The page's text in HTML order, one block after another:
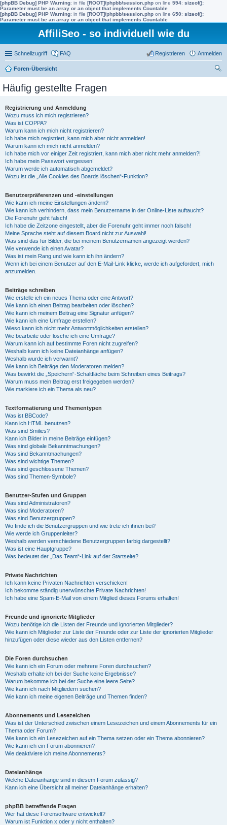
[phpBB Debug] PHP Warning: in file [ROOT]/phpbb/session.php on line 594: sizeof():
Parameter must be an array or an object that implements Countable
[phpBB Debug] PHP Warning: in file [ROOT]/phpbb/session.php on line 650: sizeof():
Parameter must be an array or an object that implements Countable
AffiliSeo - so individuell wie du
Schnellzugriff FAQ Anmelden
Registrieren
Foren-Übersicht
Häufig gestellte Fragen
Registrierung und Anmeldung
Wozu muss ich mich registrieren?
Was ist COPPA?
Warum kann ich mich nicht registrieren?
Ich habe mich registriert, kann mich aber nicht anmelden!
Warum kann ich mich nicht anmelden?
Ich habe mich vor einiger Zeit registriert, kann mich aber nicht mehr anmelden?!
Ich habe mein Passwort vergessen!
Warum werde ich automatisch abgemeldet?
Wozu ist die „Alle Cookies des Boards löschen“-Funktion?
Benutzerpräferenzen und -einstellungen
Wie kann ich meine Einstellungen ändern?
Wie kann ich verhindern, dass mein Benutzername in der Online-Liste auftaucht?
Die Forenuhr geht falsch!
Ich habe die Zeitzone eingestellt, aber die Forenuhr geht immer noch falsch!
Meine Sprache steht auf diesem Board nicht zur Auswahl!
Was sind das für Bilder, die bei meinem Benutzernamen angezeigt werden?
Wie verwende ich einen Avatar?
Was ist mein Rang und wie kann ich ihn ändern?
Wenn ich bei einem Benutzer auf den E-Mail-Link klicke, werde ich aufgefordert, mich
anzumelden.
Beiträge schreiben
Wie erstelle ich ein neues Thema oder eine Antwort?
Wie kann ich einen Beitrag bearbeiten oder löschen?
Wie kann ich meinem Beitrag eine Signatur anfügen?
Wie kann ich eine Umfrage erstellen?
Wieso kann ich nicht mehr Antwortmöglichkeiten erstellen?
Wie bearbeite oder lösche ich eine Umfrage?
Warum kann ich auf bestimmte Foren nicht zugreifen?
Weshalb kann ich keine Dateianhänge anfügen?
Weshalb wurde ich verwarnt?
Wie kann ich Beiträge den Moderatoren melden?
Was bewirkt die „Speichern“-Schaltfläche beim Schreiben eines Beitrags?
Warum muss mein Beitrag erst freigegeben werden?
Wie markiere ich ein Thema als neu?
Textformatierung und Thementypen
Was ist BBCode?
Kann ich HTML benutzen?
Was sind Smilies?
Kann ich Bilder in meine Beiträge einfügen?
Was sind globale Bekanntmachungen?
Was sind Bekanntmachungen?
Was sind wichtige Themen?
Was sind geschlossene Themen?
Was sind Themen-Symbole?
Benutzer-Stufen und Gruppen
Was sind Administratoren?
Was sind Moderatoren?
Was sind Benutzergruppen?
Wo finde ich die Benutzergruppen und wie trete ich ihnen bei?
Wie werde ich Gruppenleiter?
Weshalb werden verschiedene Benutzergruppen farbig dargestellt?
Was ist eine Hauptgruppe?
Was bedeutet der „Das Team“-Link auf der Startseite?
Private Nachrichten
Ich kann keine Privaten Nachrichten verschicken!
Ich bekomme ständig unerwünschte Private Nachrichten!
Ich habe eine Spam-E-Mail von einem Mitglied dieses Forums erhalten!
Freunde und ignorierte Mitglieder
Wozu benötige ich die Listen der Freunde und ignorierten Mitglieder?
Wie kann ich Mitglieder zur Liste der Freunde oder zur Liste der ignorierten Mitglieder
hinzufügen oder diese wieder aus den Listen entfernen?
Die Foren durchsuchen
Wie kann ich ein Forum oder mehrere Foren durchsuchen?
Weshalb erhalte ich bei der Suche keine Ergebnisse?
Warum bekomme ich bei der Suche eine leere Seite?
Wie kann ich nach Mitgliedern suchen?
Wie kann ich meine eigenen Beiträge und Themen finden?
Abonnements und Lesezeichen
Was ist der Unterschied zwischen einem Lesezeichen und einem Abonnements für ein
Thema oder Forum?
Wie kann ich ein Lesezeichen auf ein Thema setzen oder ein Thema abonnieren?
Wie kann ich ein Forum abonnieren?
Wie deaktiviere ich meine Abonnements?
Dateianhänge
Welche Dateianhänge sind in diesem Forum zulässig?
Kann ich eine Übersicht all meiner Dateianhänge erhalten?
phpBB betreffende Fragen
Wer hat diese Forensoftware entwickelt?
Warum ist Funktion x oder y nicht enthalten?